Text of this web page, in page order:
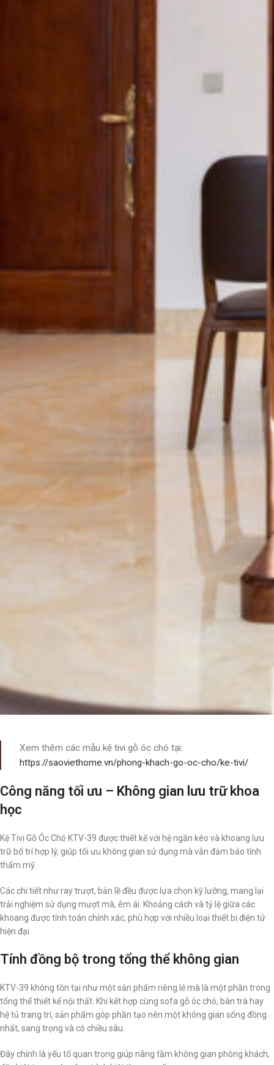
Xem thêm các mẫu kệ tivi gỗ óc chó tại:
https://saoviethome.vn/phong-khach-go-oc-cho/ke-tivi/
Công năng tối ưu – Không gian lưu trữ khoa
học
Kệ Tivi Gỗ Óc Chó KTV-39 được thiết kế với hệ ngăn kéo và khoang lưu
trữ bố trí hợp lý, giúp tối ưu không gian sử dụng mà vẫn đảm bảo tính
thẩm mỹ.
Các chi tiết như ray trượt, bản lề đều được lựa chọn kỹ lưỡng, mang lại
trải nghiệm sử dụng mượt mà, êm ái. Khoảng cách và tỷ lệ giữa các
khoang được tính toán chính xác, phù hợp với nhiều loại thiết bị điện tử
hiện đại.
Tính đồng bộ trong tổng thể không gian
KTV-39 không tồn tại như một sản phẩm riêng lẻ mà là một phần trong
tổng thể thiết kế nội thất. Khi kết hợp cùng sofa gỗ óc chó, bàn trà hay
hệ tủ trang trí, sản phẩm góp phần tạo nên một không gian sống đồng
nhất, sang trọng và có chiều sâu.
Đây chính là yếu tố quan trọng giúp nâng tầm không gian phòng khách,